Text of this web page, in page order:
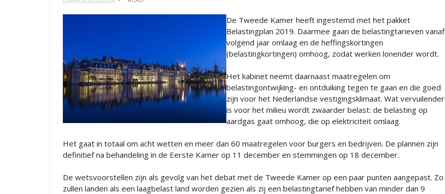
De Tweede Kamer heeft ingestemd met het pakket
Belastingplan 2019. Daarmee gaan de belastingtarieven vanaf
volgend jaar omlaag en de heffingskortingen
(belastingkortingen) omhoog, zodat werken lonender wordt.
Het kabinet neemt daarnaast maatregelen om
belastingontwijking- en ontduiking tegen te gaan en die goed
zijn voor het Nederlandse vestigingsklimaat. Wat vervuilender
is voor het milieu wordt zwaarder belast: de belasting op
aardgas gaat omhoog, die op elektriciteit omlaag.
Het gaat in totaal om acht wetten en meer dan 60 maatregelen voor burgers en bedrijven. De plannen zijn
definitief na behandeling in de Eerste Kamer op 11 december en stemmingen op 18 december.
De wetsvoorstellen zijn als gevolg van het debat met de Tweede Kamer op een paar punten aangepast. Zo
zullen landen als een laagbelast land worden gezien als zij een belastingtarief hebben van minder dan 9